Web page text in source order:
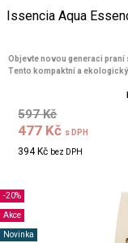
Issencia Aqua
Objevte novou generaci praní
Tento kompaktní a
597 Kč
477 Kč s DPH
394 Kč bez DPH
-20%
Akce
Novinka